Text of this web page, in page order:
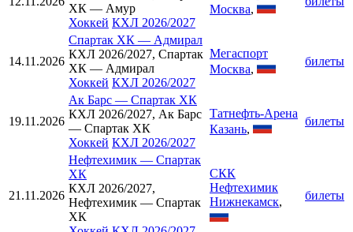
ХК — Амур
Хоккей КХЛ 2026/2027
Москва,
14.11.2026
Спартак ХК — Адмирал
КХЛ 2026/2027, Спартак
ХК — Адмирал
Хоккей КХЛ 2026/2027
Мегаспорт
Москва,
билеты
19.11.2026
Ак Барс — Спартак ХК
КХЛ 2026/2027, Ак Барс
— Спартак ХК
Хоккей КХЛ 2026/2027
Татнефть-Арена
Казань,
билеты
21.11.2026
Нефтехимик — Спартак
ХК
КХЛ 2026/2027,
Нефтехимик — Спартак
ХК
СКК
Нефтехимик
Нижнекамск, билеты